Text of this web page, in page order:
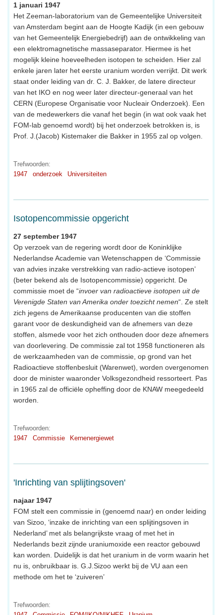
1 januari 1947
Het Zeeman-laboratorium van de Gemeentelijke Universiteit
van Amsterdam begint aan de Hoogte Kadijk (in een gebouw
van het Gemeentelijk Energiebedrijf) aan de ontwikkeling van
een elektromagnetische massaseparator. Hiermee is het
mogelijk kleine hoeveelheden isotopen te scheiden. Hier zal
enkele jaren later het eerste uranium worden verrijkt. Dit werk
staat onder leiding van dr. C. J. Bakker, de latere directeur
van het IKO en nog weer later directeur-generaal van het
CERN (Europese Organisatie voor Nucleair Onderzoek). Een
van de medewerkers die vanaf het begin (in wat ook vaak het
FOM-lab genoemd wordt) bij het onderzoek betrokken is, is
Prof. J.(Jacob) Kistemaker die Bakker in 1955 zal op volgen.
Trefwoorden:
1947
onderzoek Universiteiten
Isotopencommissie opgericht
27 september 1947
Op verzoek van de regering wordt door de Koninklijke
Nederlandse Academie van Wetenschappen de ‘Commissie
van advies inzake verstrekking van radio-actieve isotopen’
(beter bekend als de Isotopencommissie) opgericht. De
commissie moet de “invoer van radioactieve isotopen uit de
Verenigde Staten van Amerika onder toezicht nemen“. Ze stelt
zich jegens de Amerikaanse producenten van die stoffen
garant voor de deskundigheid van de afnemers van deze
stoffen, alsmede voor het zich onthouden door deze afnemers
van doorlevering. De commissie zal tot 1958 functioneren als
de werkzaamheden van de commissie, op grond van het
Radioactieve stoffenbesluit (Warenwet), worden overgenomen
door de minister waaronder Volksgezondheid ressorteert. Pas
in 1965 zal de officiële opheffing door de KNAW meegedeeld
worden.
Trefwoorden:
1947
Commissie Kernenergiewet
'Inrichting van splijtingsoven'
najaar 1947
FOM stelt een commissie in (genoemd naar) en onder leiding
van Sizoo, ‘inzake de inrichting van een splijtingsoven in
Nederland’ met als belangrijkste vraag of met het in
Nederlands bezit zijnde uraniumoxide een reactor gebouwd
kan worden. Duidelijk is dat het uranium in de vorm waarin het
nu is, onbruikbaar is. G.J.Sizoo werkt bij de VU aan een
methode om het te ‘zuiveren’
Trefwoorden: